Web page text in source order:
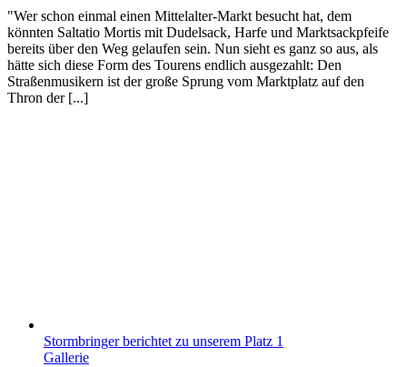
"Wer schon einmal einen Mittelalter-Markt besucht hat, dem
könnten Saltatio Mortis mit Dudelsack, Harfe und Marktsackpfeife
bereits über den Weg gelaufen sein. Nun sieht es ganz so aus, als
hätte sich diese Form des Tourens endlich ausgezahlt: Den
Straßenmusikern ist der große Sprung vom Marktplatz auf den
Thron der [...]
Stormbringer berichtet zu unserem Platz 1
Gallerie